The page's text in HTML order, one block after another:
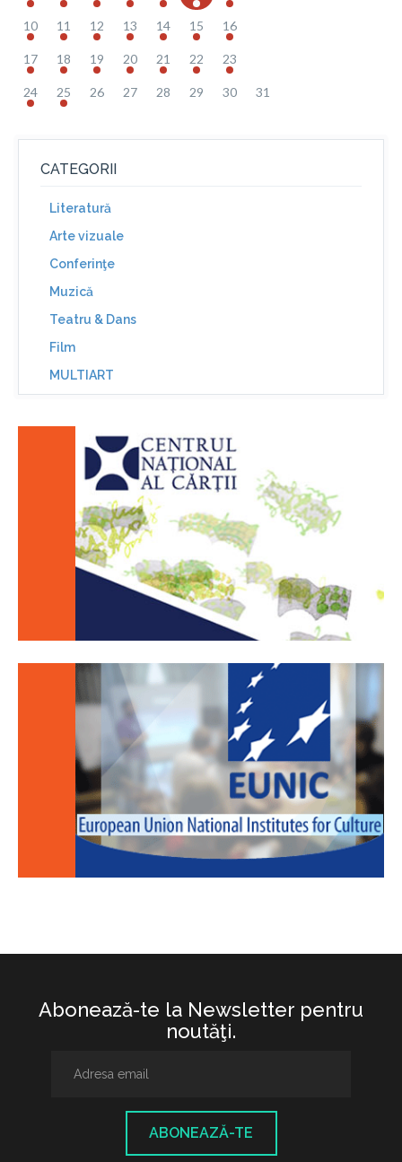
10 11 12 13 14 15 16
17 18 19 20 21 22 23
24 25 26 27 28 29 30 31
CATEGORII
Literatură
Arte vizuale
Conferinţe
Muzică
Teatru & Dans
Film
MULTIART
Abonează-te la Newsletter pentru
noutăţi.
ABONEAZĂ-TE